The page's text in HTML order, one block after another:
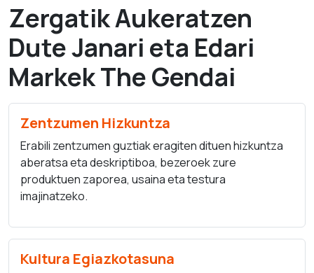
Zergatik Aukeratzen
Dute Janari eta Edari
Markek The Gendai
Zentzumen Hizkuntza
Erabili zentzumen guztiak eragiten dituen hizkuntza
aberatsa eta deskriptiboa, bezeroek zure
produktuen zaporea, usaina eta testura
imajinatzeko.
Kultura Egiazkotasuna